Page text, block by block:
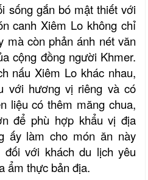
sống gắn bó mật thiết với
canh Xiêm Lo không chỉ
mà còn phản ánh nét văn
cộng đồng người Khmer.
nấu Xiêm Lo khác nhau,
với hương vị riêng và có
liệu có thêm măng chua,
để phù hợp khẩu vị địa
ấy làm cho món ăn này
với khách du lịch yêu
ẩm thực bản địa.